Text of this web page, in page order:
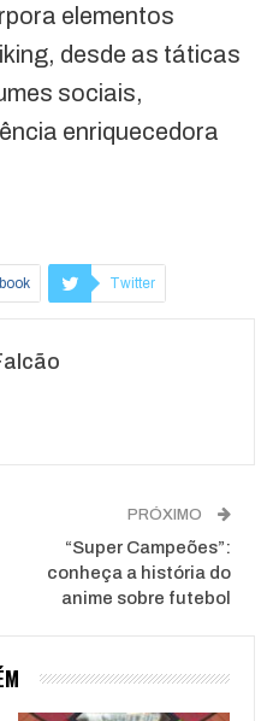
elementos
desde as táticas
sociais,
enriquecedora
Twitter
PRÓXIMO
“Super Campeões”:
conheça a história do
anime sobre futebol